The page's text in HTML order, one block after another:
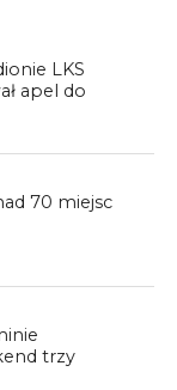
LKS
apel do
70 miejsc
trzy